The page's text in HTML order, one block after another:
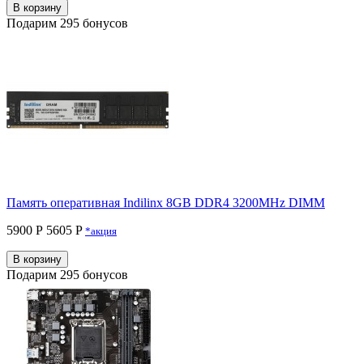
В корзину
Подарим 295 бонусов
Память оперативная Indilinx 8GB DDR4 3200MHz DIMM
5900 Р 5605 P *акция
В корзину
Подарим 295 бонусов